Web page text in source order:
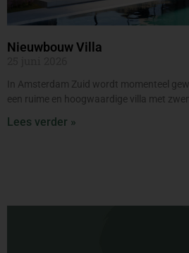
Nieuwbouw Villa
In Amsterdam Zuid wordt momenteel
een ruime en hoogwaardige villa met
Lees verder »